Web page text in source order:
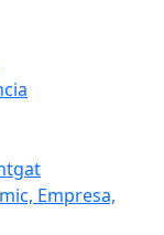
Empresa,